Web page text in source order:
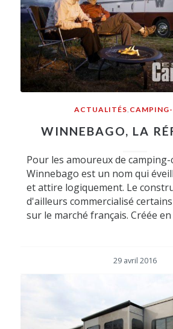
ACTUALITÉS
WINNEBAGO, LA
Pour les amoureux de
Winnebago est un nom qui
et attire logiquement. Le
d'ailleurs commercialisé
sur le marché français. Créée
29 avril 2016